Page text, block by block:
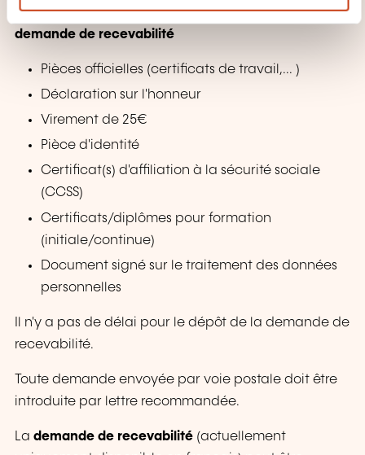
n
Dossier administratif: copies des pièces à joindre à la
demande de recevabilité
Pièces officielles (certificats de travail,... )
Déclaration sur l'honneur
Virement de 25€
Pièce d'identité
Certificat(s) d'affiliation à la sécurité sociale
(CCSS)
Certificats/diplômes pour formation
(initiale/continue)
Document signé sur le traitement des données
personnelles
Il n'y a pas de délai pour le dépôt de la demande de
recevabilité.
Toute demande envoyée par voie postale doit être
introduite par lettre recommandée.
La demande de recevabilité (actuellement